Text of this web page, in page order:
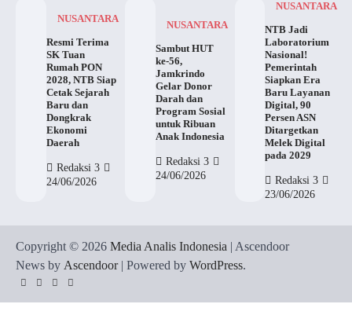
NUSANTARA
Resmi Terima
SK Tuan
Rumah PON
2028, NTB Siap
Cetak Sejarah
Baru dan
Dongkrak
Ekonomi
Daerah
Redaksi 3
24/06/2026
NUSANTARA
Sambut HUT
ke-56,
Jamkrindo
Gelar Donor
Darah dan
Program Sosial
untuk Ribuan
Anak Indonesia
Redaksi 3
24/06/2026
NUSANTARA
NTB Jadi
Laboratorium
Nasional!
Pemerintah
Siapkan Era
Baru Layanan
Digital, 90
Persen ASN
Ditargetkan
Melek Digital
pada 2029
Redaksi 3
23/06/2026
Copyright © 2026 Media Analis Indonesia | Ascendoor
News by Ascendoor| Powered by WordPress.
TwitterInstagram
YouTubeFacebook